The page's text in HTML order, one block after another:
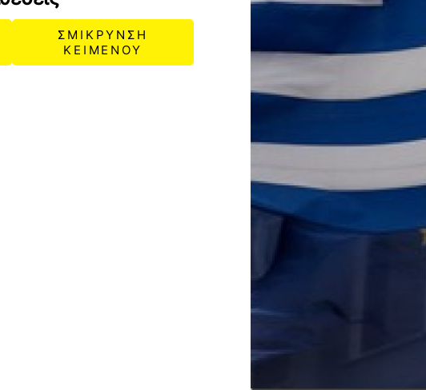
ΣΜΙΚΡΥΝΣΗ
ΚΕΙΜΕΝΟΥ